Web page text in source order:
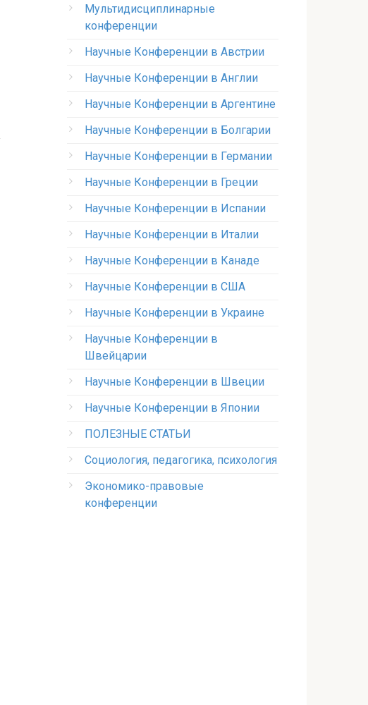
Мультидисциплинарные
конференции
Научные Конференции в Австрии
Научные Конференции в Англии
Научные Конференции в Аргентине
Научные Конференции в Болгарии
Научные Конференции в Германии
Научные Конференции в Греции
Научные Конференции в Испании
Научные Конференции в Италии
Научные Конференции в Канаде
Научные Конференции в США
Научные Конференции в Украине
Научные Конференции в
Швейцарии
Научные Конференции в Швеции
Научные Конференции в Японии
ПОЛЕЗНЫЕ СТАТЬИ
Социология, педагогика, психология
Экономико-правовые
конференции